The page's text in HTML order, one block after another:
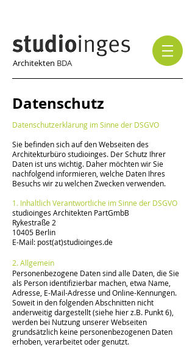
Architekten BDA
Datenschutz
Datenschutzerklärung im Sinne der DSGVO
Sie befinden sich auf den Webseiten des
Architekturbüro studioinges. Der Schutz Ihrer
Daten ist uns wichtig. Daher möchten wir Sie
nachfolgend informieren, welche Daten Ihres
Besuchs wir zu welchen Zwecken verwenden.
1. Inhaltlich Verantwortliche im Sinne der DSGVO
studioinges Architekten PartGmbB
Rykestraße 2
10405 Berlin
E-Mail: post(at)studioinges.de
2. Allgemein
Personenbezogene Daten sind alle Daten, die Sie
als Person identifizierbar machen, etwa Name,
Adresse, E-Mail-Adresse und Online-Kennungen.
Soweit in den folgenden Abschnitten nicht
anderweitig dargestellt (siehe hier z.B. Punkt 6),
werden bei Nutzung unserer Webseiten
grundsätzlich keine personenbezogenen Daten
erhoben, verarbeitet oder genutzt.